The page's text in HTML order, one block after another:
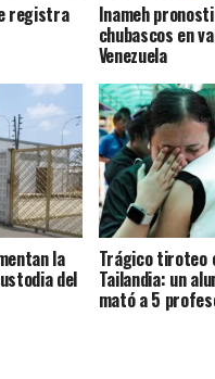
registra Inameh
chubascos en
Venezuela
la
del
Trágico tiroteo
Tailandia: un
mató a 5